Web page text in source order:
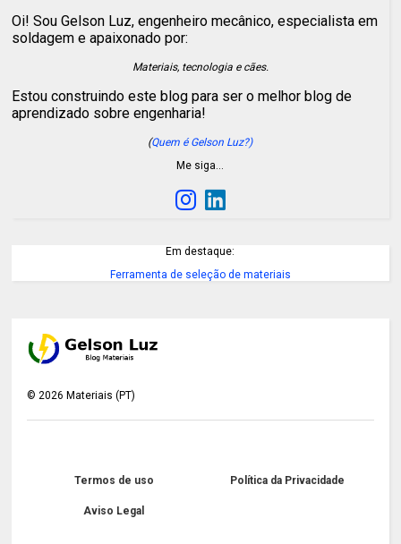
Oi! Sou Gelson Luz, engenheiro mecânico, especialista em
soldagem e apaixonado por:
Materiais, tecnologia e cães.
Estou construindo este blog para ser o melhor blog de
aprendizado sobre engenharia!
(Quem é Gelson Luz?)
Me siga…
Em destaque:
Ferramenta de seleção de materiais
©2026 Materiais (PT)
Termos de uso Política da Privacidade
Aviso Legal